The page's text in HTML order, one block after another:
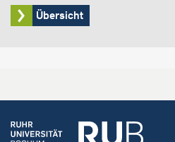
Übersicht